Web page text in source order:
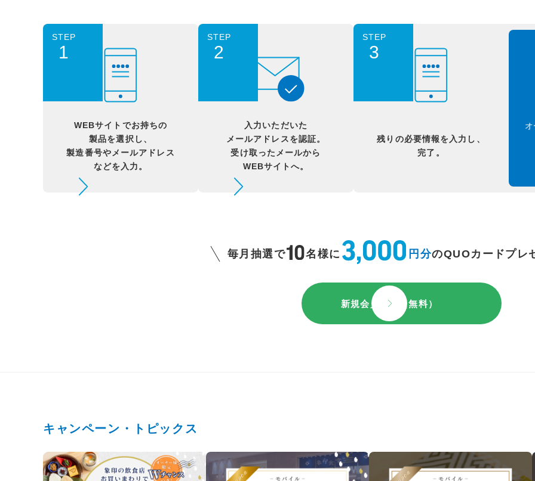
STEP
1
WEBサイトでお持ちの
製品を選択し、
製造番号やメールアドレス
などを入力。
STEP
2
入力いただいた
メールアドレスを認証。
受け取ったメールから
WEBサイトへ。
STEP
3
残りの必要情報を入力し、
完了。
毎月抽選で 名様に 円分のQUOカードプレ
新規会員登録（無料）
キャンペーン・トピックス